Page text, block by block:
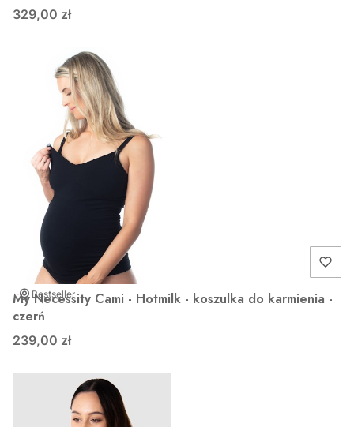
329,00 zł
Bestseller
My Necessity Cami - Hotmilk - koszulka do karmienia -
czerń
239,00 zł